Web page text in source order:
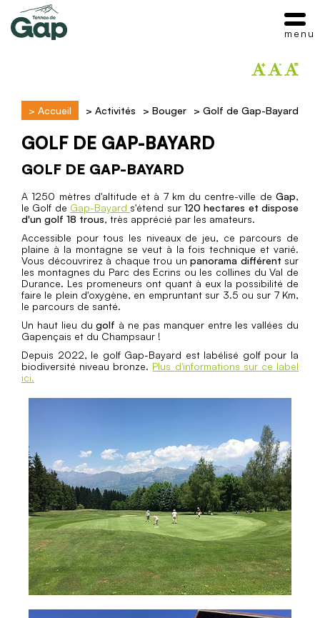
> Accueil > Activités > Bouger > Golf de Gap-Bayard
GOLF DE GAP-BAYARD
GOLF DE GAP-BAYARD
A 1250 mètres d'altitude et à 7 km du centre-ville de Gap,
le Golf de Gap-Bayard s'étend sur120 hectares et dispose
d'un golf 18 trous, très apprécié par les amateurs.
Accessible pour tous les niveaux de jeu, ce parcours de
plaine à la montagne se veut à la fois technique et varié.
Vous découvrirez à chaque trou un panorama différent sur
les montagnes du Parc des Ecrins ou les collines du Val de
Durance. Les promeneurs ont quant à eux la possibilité de
faire le plein d'oxygène, en empruntant sur 3.5 ou sur 7 Km,
le parcours de santé.
Un haut lieu dugolf à ne pas manquer entre les vallées du
Gapençais et du Champsaur !
Depuis 2022, le golf Gap-Bayard est labélisé golf pour la
biodiversité niveau bronze. Plus d'informations sur ce label
ici.
menu